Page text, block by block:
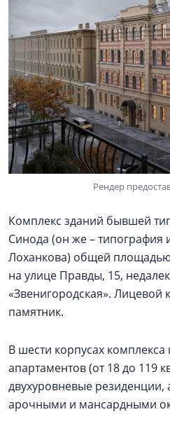
Рендер
Комплекс зданий бывшей
Синода (он же –
Лоханкова) общей
на улице Правды, 15,
«Звенигородская». Лицевой
памятник.
В шести корпусах комплекса
апартаментов (от 18 до 119
двухуровневые резиденции,
арочными и мансардными